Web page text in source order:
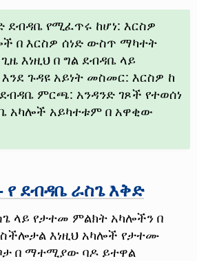
ደብዳቤ የሚፈጥሩ ከሆነ: እርስዎ
በ እርስዎ ሰነድ ውስጥ ማካተት
እነዚህ በ ግል ደብዳቤ ላይ
ጉዳዩ አይነት መስመር: እርስዎ ከ
ምርጫ: አንዳንድ ገጾች የተወሰነ
አካሎች አይካተቱም በ አዋቂው
የ ደብዳቤ ራስጌ እቅድ
ላይ የታተመ ምልክት አካሎችን በ
እነዚህ አካሎች የታተሙ
በ ማተሚያው ባዶ ይተዋል